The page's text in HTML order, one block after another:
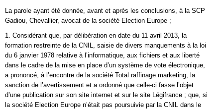
La parole ayant été donnée, avant et après les conclusions, à la SCP
Gadiou, Chevallier, avocat de la société Election Europe ;
1. Considérant que, par délibération en date du 11 avril 2013, la
formation restreinte de la CNIL, saisie de divers manquements à la loi
du 6 janvier 1978 relative à l’informatique, aux fichiers et aux liberté
dans le cadre de la mise en place d’un système de vote électronique,
a prononcé, à l’encontre de la société Total raffinage marketing, la
sanction de l’avertissement et a ordonné que celle-ci fasse l’objet
d’une publication sur son site internet et sur le site Légifrance ; que, si
la société Election Europe n’était pas poursuivie par la CNIL dans le